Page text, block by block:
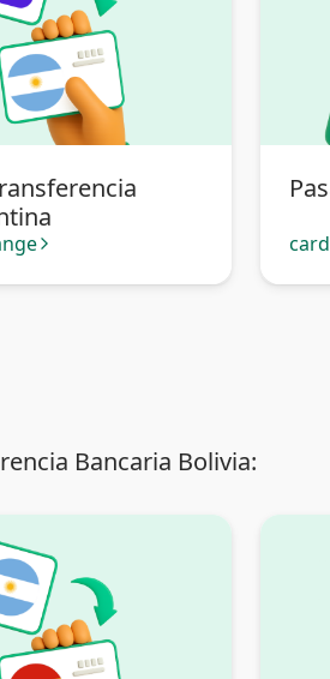
arrow_forward_ios
Bancaria Bolivia: